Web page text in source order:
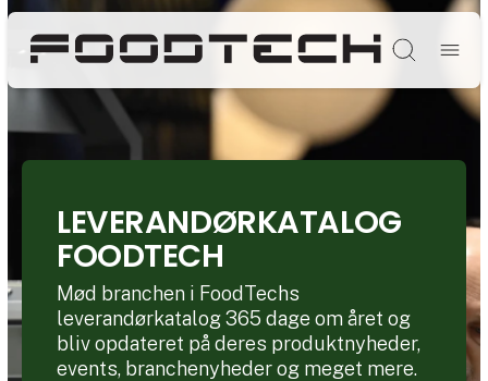
Søg
LEVERANDØRKATALOG
FOODTECH
Mød branchen i FoodTechs
leverandørkatalog 365 dage om året og
bliv opdateret på deres produktnyheder,
events, branchenyheder og meget mere.